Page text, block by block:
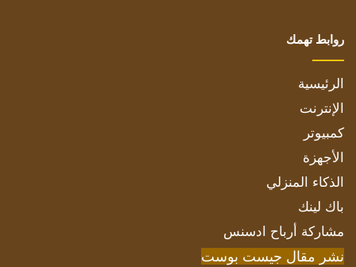
روابط تهمك
الرئيسية
الإنترنت
كمبيوتر
الأجهزة
الذكاء المنزلي
باك لينك
مشاركة أرباح ادسنس
نشر مقال جيست بوست